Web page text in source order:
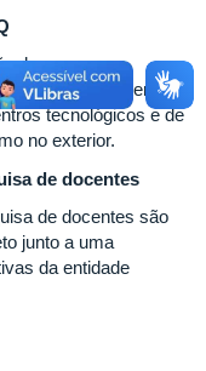
de recursos
e tecnológica, em
tecnológicos e de
no exterior.
de docentes
de docentes são
junto a uma
da entidade